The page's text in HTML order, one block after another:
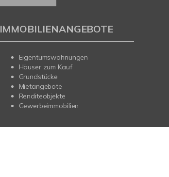
IMMOBILIENANGEBOTE
Eigentumswohnungen
Häuser zum Kauf
Grundstücke
Mietangebote
Renditeobjekte
Gewerbeimmobilien